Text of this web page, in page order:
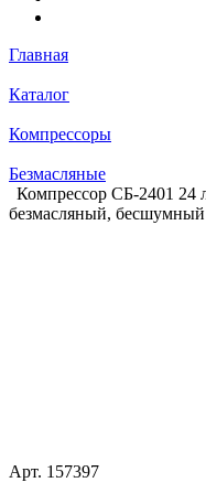
Главная
Каталог
Компрессоры
Безмасляные
Компрессор СБ-2401 24
безмасляный, бесшумный
Арт. 157397